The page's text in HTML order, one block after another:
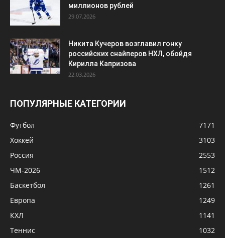
миллионов рублей
29.07.2026
Никита Кучеров возглавил гонку
российских снайперов НХЛ, обойдя
Кирилла Капризова
22.03.2026
ПОПУЛЯРНЫЕ КАТЕГОРИИ
Футбол
7171
Хоккей
3103
Россия
2553
ЧМ-2026
1512
Баскетбол
1261
Европа
1249
КХЛ
1141
Теннис
1032